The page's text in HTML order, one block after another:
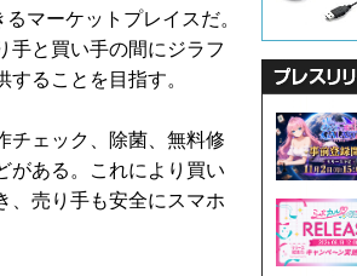
マーケットプレイスだ。
手と買い手の間にジラフ
ることを目指す。
チェック、除菌、無料修
がある。これにより買い
、売り手も安全にスマホ